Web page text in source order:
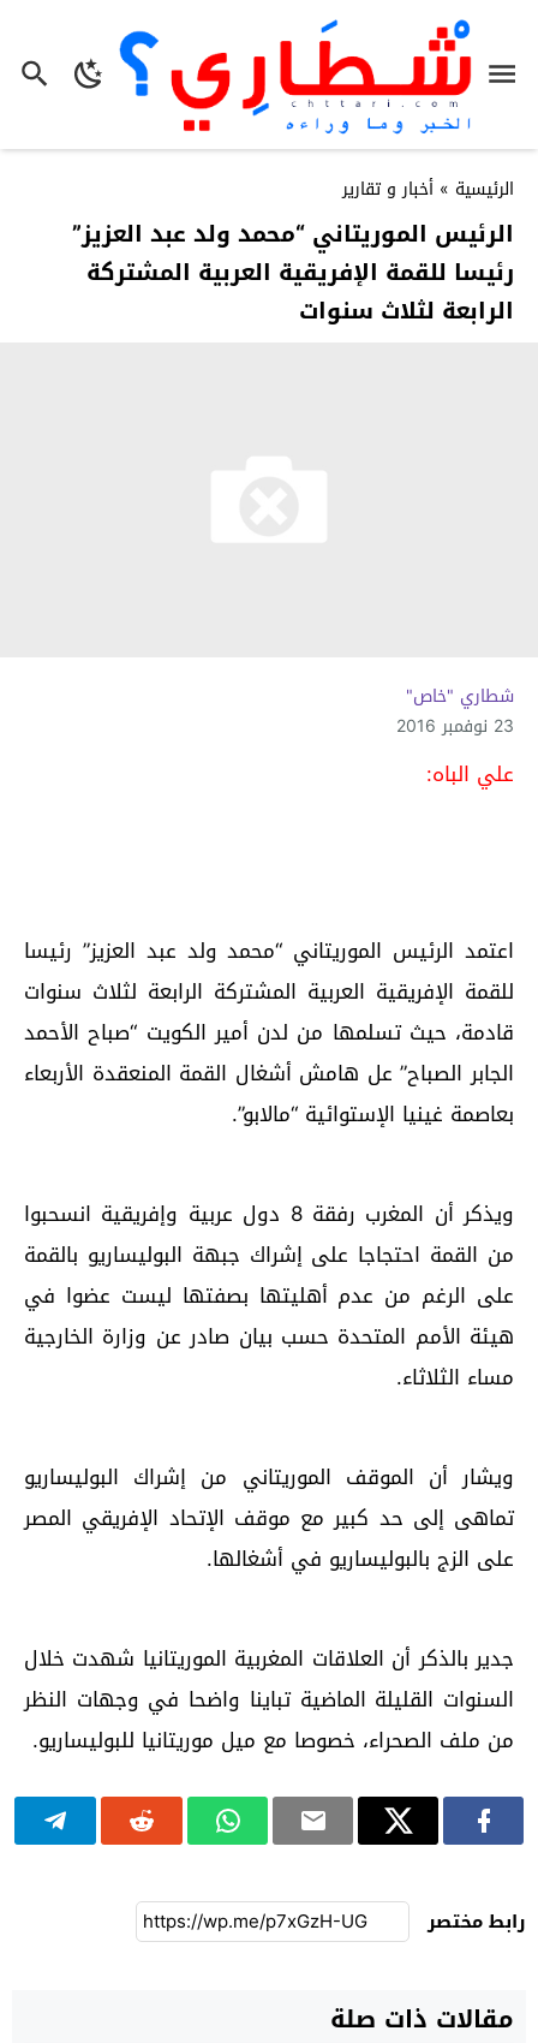
الرئيسية » أخبار و تقارير
الرئيس الموريتاني “محمد ولد عبد العزيز”
رئيسا للقمة الإفريقية العربية المشتركة
الرابعة لثلاث سنوات
شطاري "خاص"
23 نوفمبر 2016
علي الباه:
اعتمد الرئيس الموريتاني “محمد ولد عبد العزيز” رئيسا
للقمة الإفريقية العربية المشتركة الرابعة لثلاث سنوات
قادمة، حيث تسلمها من لدن أمير الكويت “صباح الأحمد
الجابر الصباح” عل هامش أشغال القمة المنعقدة الأربعاء
بعاصمة غينيا الإستوائية “مالابو”.
ويذكر أن المغرب رفقة 8 دول عربية وإفريقية انسحبوا
من القمة احتجاجا على إشراك جبهة البوليساريو بالقمة
على الرغم من عدم أهليتها بصفتها ليست عضوا في
هيئة الأمم المتحدة حسب بيان صادر عن وزارة الخارجية
مساء الثلاثاء.
ويشار أن الموقف الموريتاني من إشراك البوليساريو
تماهى إلى حد كبير مع موقف الإتحاد الإفريقي المصر
على الزج بالبوليساريو في أشغالها.
جدير بالذكر أن العلاقات المغربية الموريتانيا شهدت خلال
السنوات القليلة الماضية تباينا واضحا في وجهات النظر
من ملف الصحراء، خصوصا مع ميل موريتانيا للبوليساريو.
رابط مختصر
مقالات ذات صلة